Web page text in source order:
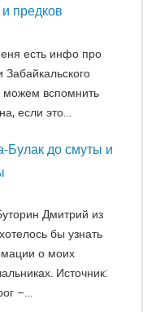
предков
есть инфо про
Забайкальского
можем вспомнить
если это…
Булак до смуты и
Дмитрий из
бы узнать
о моих
Источник:
–…